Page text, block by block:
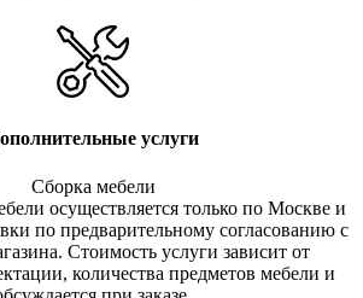
услуги
Сборка мебели
осуществляется только по Москве и
по предварительному согласованию с
Стоимость услуги зависит от
количества предметов мебели и